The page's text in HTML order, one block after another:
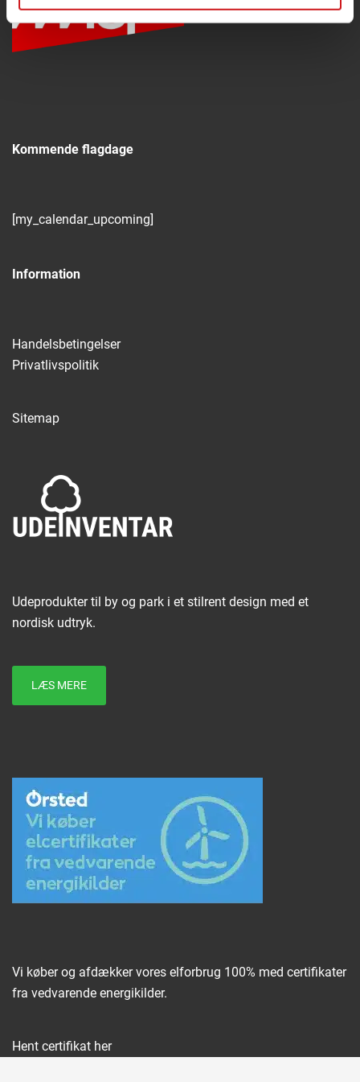
Kommende flagdage
[my_calendar_upcoming]
Information
Handelsbetingelser
Privatlivspolitik
Sitemap
Udeprodukter til by og park i et stilrent design med et
nordisk udtryk.
LÆS MERE
Vi køber og afdækker vores elforbrug 100% med certifikater
fra vedvarende energikilder.
Hent certifikat her